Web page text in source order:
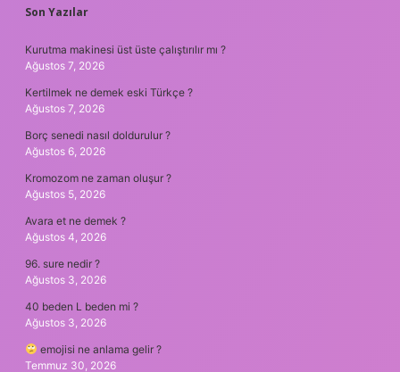
SIDEBAR
Son Yazılar
Kurutma makinesi üst üste çalıştırılır mı ?
Ağustos 7, 2026
Kertilmek ne demek eski Türkçe ?
Ağustos 7, 2026
Borç senedi nasıl doldurulur ?
Ağustos 6, 2026
Kromozom ne zaman oluşur ?
Ağustos 5, 2026
Avara et ne demek ?
Ağustos 4, 2026
96. sure nedir ?
Ağustos 3, 2026
40 beden L beden mi ?
Ağustos 3, 2026
emojisi ne anlama gelir ?
Temmuz 30, 2026